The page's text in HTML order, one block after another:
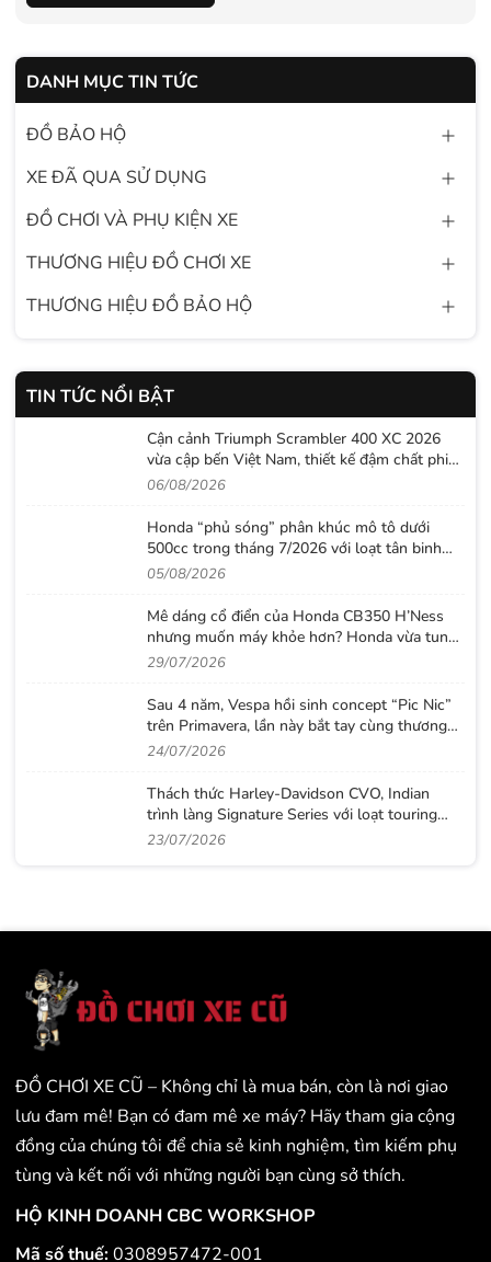
DANH MỤC TIN TỨC
ĐỒ BẢO HỘ
XE ĐÃ QUA SỬ DỤNG
ĐỒ CHƠI VÀ PHỤ KIỆN XE
THƯƠNG HIỆU ĐỒ CHƠI XE
THƯƠNG HIỆU ĐỒ BẢO HỘ
TIN TỨC NỔI BẬT
Cận cảnh Triumph Scrambler 400 XC 2026
vừa cập bến Việt Nam, thiết kế đậm chất phiêu
lưu cùng mức giá dễ tiếp cận
06/08/2026
Honda “phủ sóng” phân khúc mô tô dưới
500cc trong tháng 7/2026 với loạt tân binh
đáng chú ý
05/08/2026
Mê dáng cổ điển của Honda CB350 H’Ness
nhưng muốn máy khỏe hơn? Honda vừa tung
ra lời giải với CB500 mới
29/07/2026
Sau 4 năm, Vespa hồi sinh concept “Pic Nic”
trên Primavera, lần này bắt tay cùng thương
hiệu thời trang Gigi
24/07/2026
Thách thức Harley-Davidson CVO, Indian
trình làng Signature Series với loạt touring
sơn thủ công cực độc
23/07/2026
ĐỒ CHƠI XE CŨ – Không chỉ là mua bán, còn là nơi giao
lưu đam mê! Bạn có đam mê xe máy? Hãy tham gia cộng
đồng của chúng tôi để chia sẻ kinh nghiệm, tìm kiếm phụ
tùng và kết nối với những người bạn cùng sở thích.
HỘ KINH DOANH CBC WORKSHOP
Mã số thuế:0308957472-001